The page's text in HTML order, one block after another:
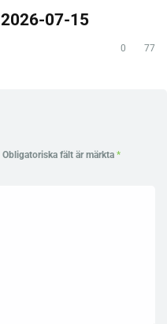
07-15
0 77
Obligatoriska fält är märkta *